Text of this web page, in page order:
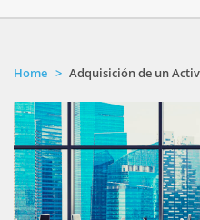
Home Adquisición de un